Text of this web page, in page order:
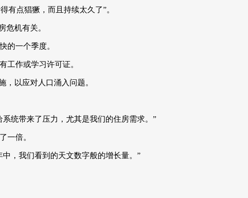
有点猖獗，而且持续太久了”。
危机有关。
的一个季度。
工作或学习许可证。
，以应对人口涌入问题。
统带来了压力，尤其是我们的住房需求。”
一倍。
，我们看到的天文数字般的增长量。”